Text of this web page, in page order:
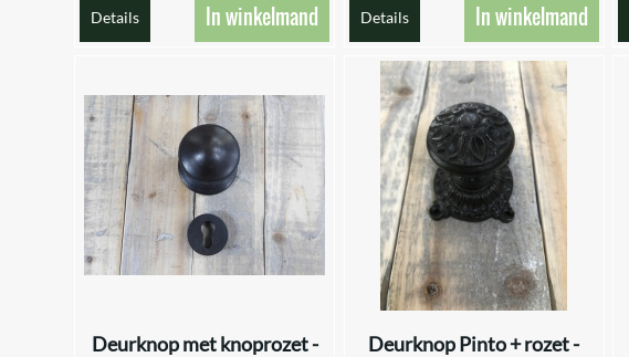
Details In winkelmand Details In winkelmand
Deurknop met knoprozet - Deurknop Pinto + rozet -